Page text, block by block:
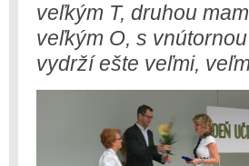
veľkým T, druhou
veľkým O, s
vydrží ešte veľmi,